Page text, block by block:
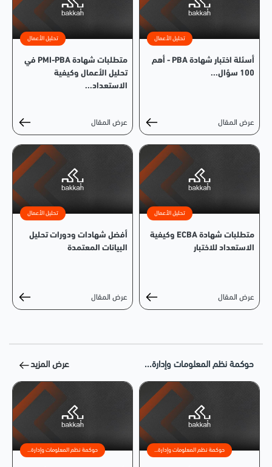
تحليل الأعمال
أسئلة اختبار شهادة PBA - أهم
100 سؤال...
عرض المقال
تحليل الأعمال
متطلبات شهادة PMI-PBA في
تحليل الأعمال وكيفية
الاستعداد...
عرض المقال
تحليل الأعمال
متطلبات شهادة ECBA وكيفية
الاستعداد للاختبار
عرض المقال
تحليل الأعمال
أفضل شهادات ودورات تحليل
البيانات المعتمدة
عرض المقال
حوكمة نظم المعلومات وإدارة... عرض المزيد
حوكمة نظم المعلومات وإدارة... حوكمة نظم المعلومات وإدارة...